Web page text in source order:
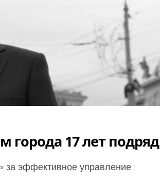
17 лет подряд